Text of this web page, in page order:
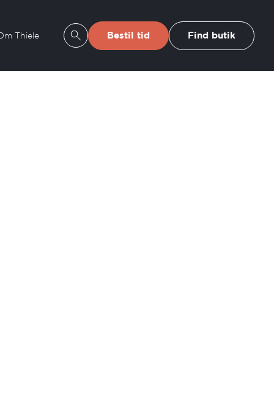
Thiele Bestil tid Find butik
Se søgeresultater